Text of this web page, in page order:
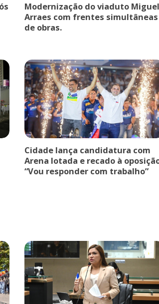
Modernização do viaduto Miguel
Arraes com frentes simultâneas
de obras.
Cidade lança candidatura com
Arena lotada e recado à
“Vou responder com trabalho”